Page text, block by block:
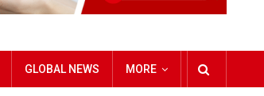
GLOBAL NEWS MORE